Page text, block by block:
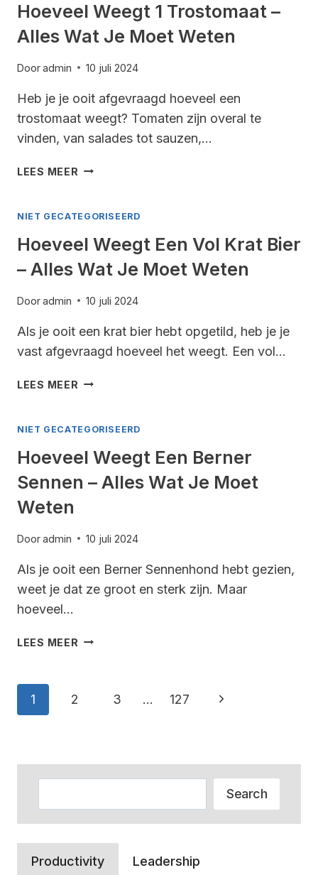
WAT
JE
WETEN
Hoeveel Weegt 1 Trostomaat –
Alles Wat Je Moet Weten
Dooradmin 10 juli 2024
Heb je je ooit afgevraagd hoeveel een
trostomaat weegt? Tomaten zijn overal te
vinden, van salades tot sauzen,…
LEES MEER HOEVEEL
TROSTOMAAT
ALLES
WAT
MOET
NIET GECATEGORISEERD
Hoeveel Weegt Een Vol Krat Bier
– Alles Wat Je Moet Weten
Dooradmin 10 juli 2024
Als je ooit een krat bier hebt opgetild, heb je je
vast afgevraagd hoeveel het weegt. Een vol…
LEES MEER HOEVEEL
VOL
BIER
–
MOET
NIET GECATEGORISEERD
Hoeveel Weegt Een Berner
Sennen – Alles Wat Je Moet
Weten
Dooradmin 10 juli 2024
Als je ooit een Berner Sennenhond hebt gezien,
weet je dat ze groot en sterk zijn. Maar
hoeveel…
LEES MEER HOEVEEL
SENNEN
Paginanavigatie
1 2 3 … 127
Volgende
Search
Productivity Leadership